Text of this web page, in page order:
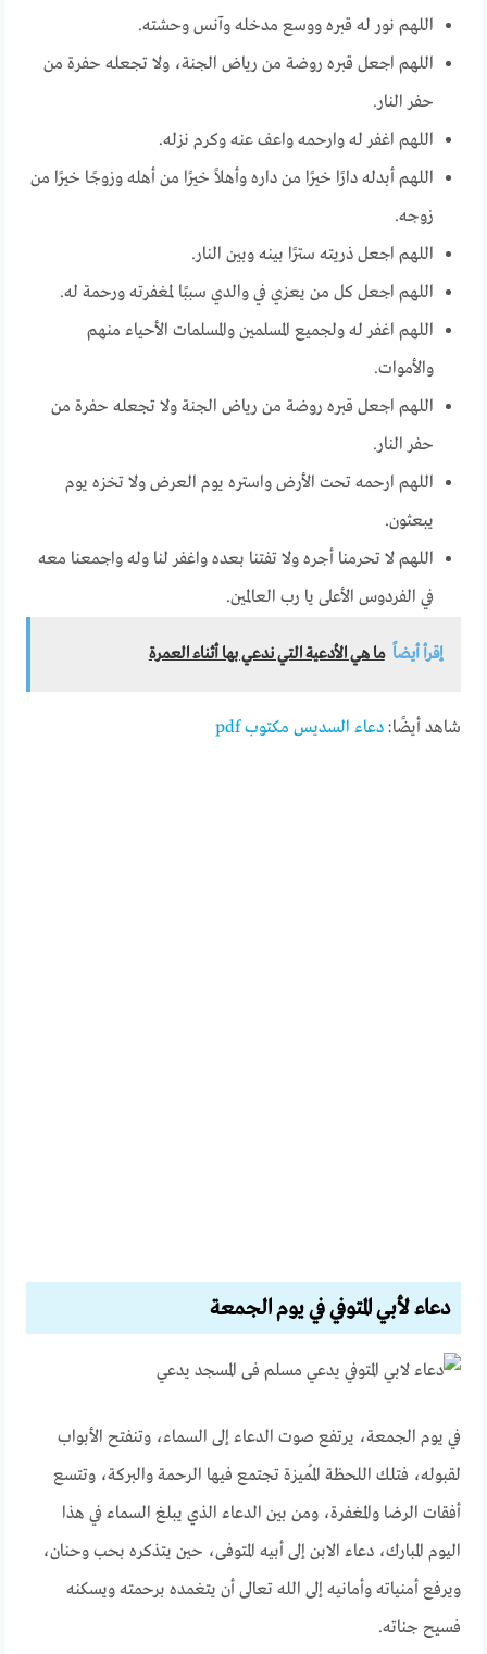
اللهم نور له قبره ووسع مدخله وآنس وحشته.
اللهم اجعل قبره روضة من رياض الجنة، ولا تجعله حفرة من
حفر النار.
اللهم اغفر له وارحمه واعف عنه وكرم نزله.
اللهم أبدله دارًا خيرًا من داره وأهلاً خيرًا من أهله وزوجًا خيرًا من
زوجه.
اللهم اجعل ذريته سترًا بينه وبين النار.
اللهم اجعل كل من يعزي في والدي سببًا لمغفرته ورحمة له.
اللهم اغفر له ولجميع المسلمين والمسلمات الأحياء منهم
والأموات.
اللهم اجعل قبره روضة من رياض الجنة ولا تجعله حفرة من
حفر النار.
اللهم ارحمه تحت الأرض واستره يوم العرض ولا تخزه يوم
يبعثون.
اللهم لا تحرمنا أجره ولا تفتنا بعده واغفر لنا وله واجمعنا معه
في الفردوس الأعلى يا رب العالمين.
إقرأ أيضاً ما هي الأدعية التي ندعي بها أثناء العمرة
شاهد أيضًا:دعاء السديس مكتوب pdf
دعاء لأبي المتوفي في يوم الجمعة
في يوم الجمعة، يرتفع صوت الدعاء إلى السماء، وتنفتح الأبواب
لقبوله، فتلك اللحظة المُميزة تجتمع فيها الرحمة والبركة، وتتسع
أفقات الرضا والمغفرة، ومن بين الدعاء الذي يبلغ السماء في هذا
اليوم المبارك، دعاء الابن إلى أبيه المتوفى، حين يتذكره بحب وحنان،
ويرفع أمنياته وأمانيه إلى الله تعالى أن يتغمده برحمته ويسكنه
فسيح جناته.